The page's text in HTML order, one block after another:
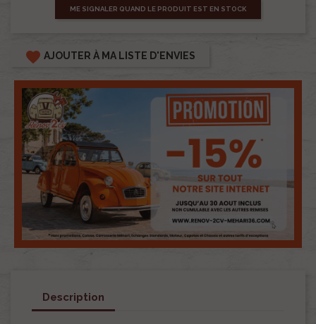
ME SIGNALER QUAND LE PRODUIT EST EN STOCK
favorite AJOUTER À MA LISTE D'ENVIES
Description